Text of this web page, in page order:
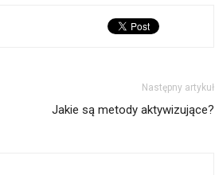
Następny artykuł
Jakie są metody aktywizujące?